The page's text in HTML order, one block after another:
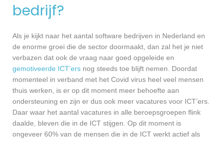
bedrijf?
Als je kijkt naar het aantal software bedrijven in Nederland en
de enorme groei die de sector doormaakt, dan zal het je niet
verbazen dat ook de vraag naar goed opgeleide en
gemotiveerde ICT’ers nog steeds toe blijft nemen. Doordat
momenteel in verband met het Covid virus heel veel mensen
thuis werken, is er op dit moment meer behoefte aan
ondersteuning en zijn er dus ook meer vacatures voor ICT’ers.
Daar waar het aantal vacatures in alle beroepsgroepen flink
daalde, bleven die in de ICT stijgen. Op dit moment is
ongeveer 60% van de mensen die in de ICT werkt actief als